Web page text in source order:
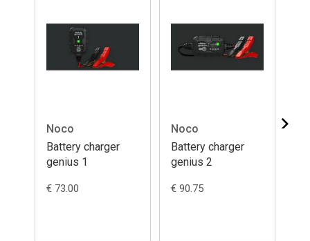
Noco
Battery charger
genius 1
€ 73.00
Noco
Battery charger
genius 2
€ 90.75